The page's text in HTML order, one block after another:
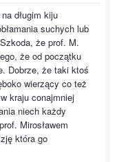
długim kiju
suchych lub
że prof. M.
że od początku
Dobrze, że taki ktoś
wierzący co też
kraju conajmniej
niech każdy
Mirosławem
która go